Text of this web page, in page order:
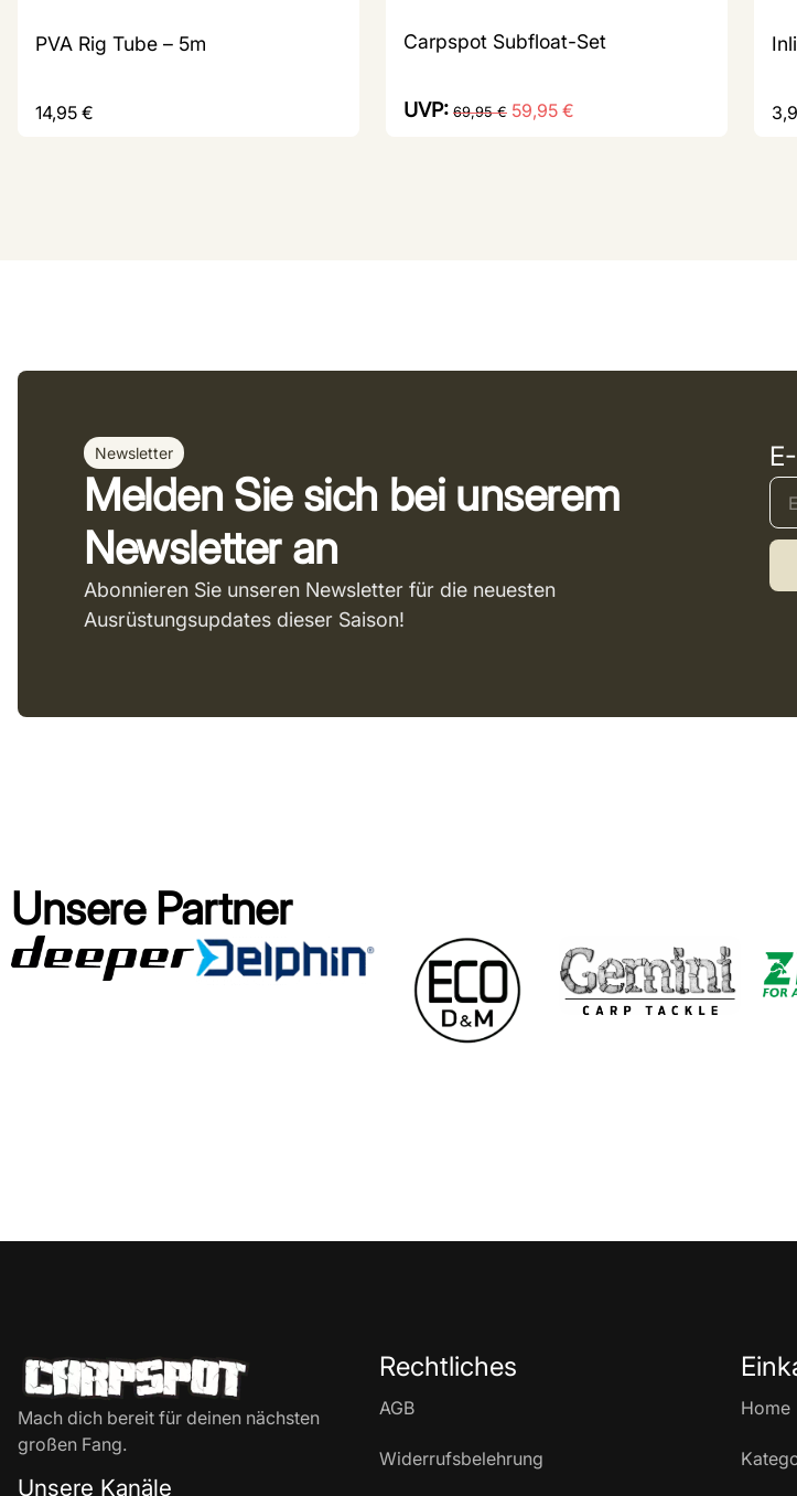
PVA Rig Tube – 5m
14,95 €
Carpspot Subfloat-Set
UVP: 69,95€ 59,95 €
Newsletter
Melden Sie sich bei unserem
Newsletter an
Abonnieren Sie unseren Newsletter für die neuesten
Ausrüstungsupdates dieser Saison!
Unsere Partner
Mach dich bereit für deinen nächsten
großen Fang.
Unsere Kanäle
Rechtliches
AGB
Widerrufsbelehrung
Home